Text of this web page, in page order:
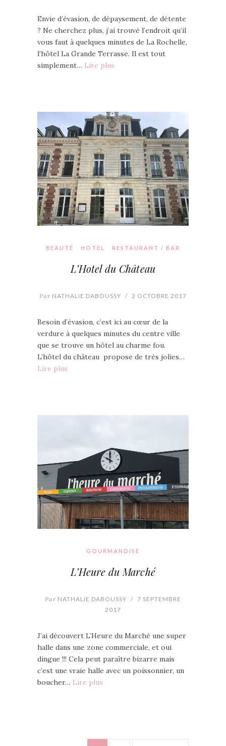
Envie d’évasion, de dépaysement, de détente
? Ne cherchez plus, j’ai trouvé l’endroit qu’il
vous faut à quelques minutes de La Rochelle,
l’hôtel La Grande Terrasse. Il est tout
simplement… Lire plus
BEAUTÉ HOTEL RESTAURANT / BAR
L’Hotel du Château
Par NATHALIE DABOUSSY / 2 OCTOBRE 2017
Besoin d’évasion, c’est ici au cœur de la
verdure à quelques minutes du centre ville
que se trouve un hôtel au charme fou.
L’hôtel du château propose de très jolies…
Lire plus
GOURMANDISE
L’Heure du Marché
Par NATHALIE DABOUSSY / 7 SEPTEMBRE
2017
J’ai découvert L’Heure du Marché une super
halle dans une zone commerciale, et oui
dingue !!! Cela peut paraître bizarre mais
c’est une vraie halle avec un poissonnier, un
boucher… Lire plus